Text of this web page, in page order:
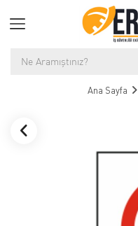
Ana Sayfa